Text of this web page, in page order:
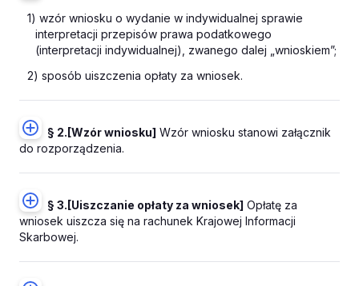
1) wzór wniosku o wydanie w indywidualnej sprawie
interpretacji przepisów prawa podatkowego
(interpretacji indywidualnej), zwanego dalej „wnioskiem”;
2) sposób uiszczenia opłaty za wniosek.
§ 2. [Wzór wniosku] Wzór wniosku stanowi załącznik
do rozporządzenia.
§ 3. [Uiszczanie opłaty za wniosek] Opłatę za
wniosek uiszcza się na rachunek Krajowej Informacji
Skarbowej.